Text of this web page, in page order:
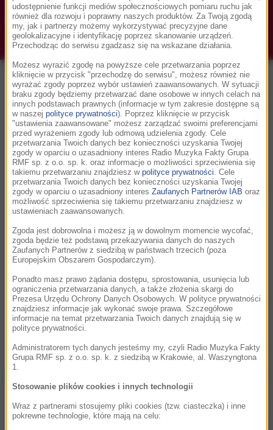
Główne korzyści
Brak bloków reklamowych
oraz zapowiedzinajciekawszych audycji.
Stacje+
Uzyskasz dostęp do siedmiu stacji gatunkowych, m.in. z
muzyką Ennio Morricone z westernów i ścieżkami dźwiękowymi
z sag „Władca Pierścieni”, „Piraci z Karaibów” czy „Thor”.
udostępnienie funkcji mediów społecznościowych pomiaru ruchu jak
również dla rozwoju i poprawny naszych produktów. Za Twoją zgodą
my, jak i partnerzy możemy wykorzystywać precyzyjne dane
geolokalizacyjne i identyfikację poprzez skanowanie urządzeń.
Przechodząc do serwisu zgadzasz się na wskazane działania.
Możesz wyrazić zgodę na powyższe cele przetwarzania poprzez
kliknięcie w przycisk "przechodzę do serwisu", możesz również nie
wyrażać zgody poprzez wybór ustawień zaawansowanych. W sytuacji
braku zgody będziemy przetwarzać dane osobowe w innych celach na
innych podstawach prawnych (informacje w tym zakresie dostępne są
w naszej polityce prywatności). Poprzez kliknięcie w przycisk
"ustawienia zaawansowane" możesz zarządzać swoimi preferencjami
przed wyrażeniem zgody lub odmową udzielenia zgody. Cele
przetwarzania Twoich danych bez konieczności uzyskania Twojej
zgody w oparciu o uzasadniony interes Radio Muzyka Fakty Grupa
RMF sp. z o.o. sp. k. oraz informacje o możliwości sprzeciwienia się
takiemu przetwarzaniu znajdziesz w polityce prywatności . Cele
przetwarzania Twoich danych bez konieczności uzyskania Twojej
zgody w oparciu o uzasadniony interes Zaufanych Partnerów IAB oraz
możliwość sprzeciwienia się takiemu przetwarzaniu znajdziesz w
ustawieniach zaawansowanych.
Zgoda jest dobrowolna i możesz ją w dowolnym momencie wycofać,
zgoda będzie też podstawą przekazywania danych do naszych
Zaufanych Partnerów z siedzibą w państwach trzecich (poza
Europejskim Obszarem Gospodarczym).
Ponadto masz prawo żądania dostępu, sprostowania, usunięcia lub
ograniczenia przetwarzania danych, a także złożenia skargi do
Prezesa Urzędu Ochrony Danych Osobowych. W polityce prywatności
znajdziesz informacje jak wykonać swoje prawa. Szczegółowe
informacje na temat przetwarzania Twoich danych znajdują się w
polityce prywatności.
Administratorem tych danych jesteśmy my, czyli Radio Muzyka Fakty
Grupa RMF sp. z o.o. sp. k. z siedzibą w Krakowie, al. Waszyngtona
1.
Stosowanie plików cookies i innych technologii
Wraz z partnerami stosujemy pliki cookies (tzw. ciasteczka) i inne
pokrewne technologie, które mają na celu: